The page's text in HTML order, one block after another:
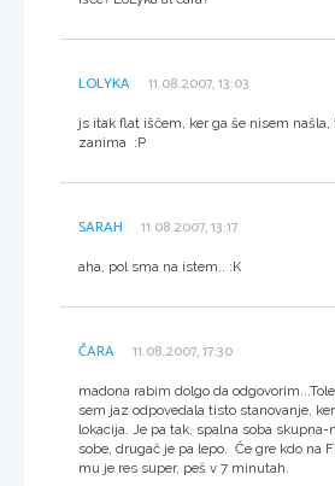
LOLYKA 11.08.2007, 13:03
js itak flat iščem, ker ga še nisem našla,
zanima :P
SARAH 11.08.2007, 13:17
aha, pol sma na istem.. :K
ČARA 11.08.2007, 17:30
madona rabim dolgo da
sem jaz odpovedala tisto stanovanje,
lokacija. Je pa tak, spalna soba skupna-
sobe, drugač je pa lepo. Če gre kdo na
mu je res super, peš v 7 minutah.